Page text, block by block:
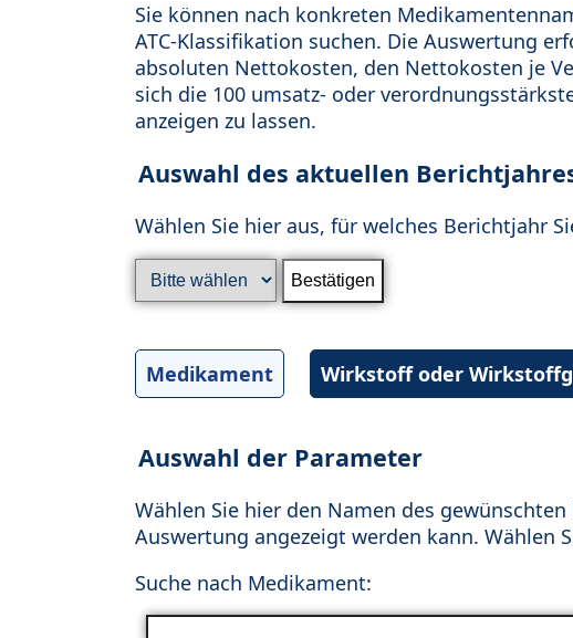
Sie können nach konkreten
ATC-Klassifikation suchen. Die Auswertung
absoluten Nettokosten, den Nettokosten je
sich die 100 umsatz- oder
anzeigen zu lassen.
Auswahl des aktuellen
Wählen Sie hier aus, für welches Berichtjahr
Medikament Wirkstoff oder
Auswahl der Parameter
Wählen Sie hier den Namen des
Auswertung angezeigt werden kann. Wählen
Suche nach Medikament: